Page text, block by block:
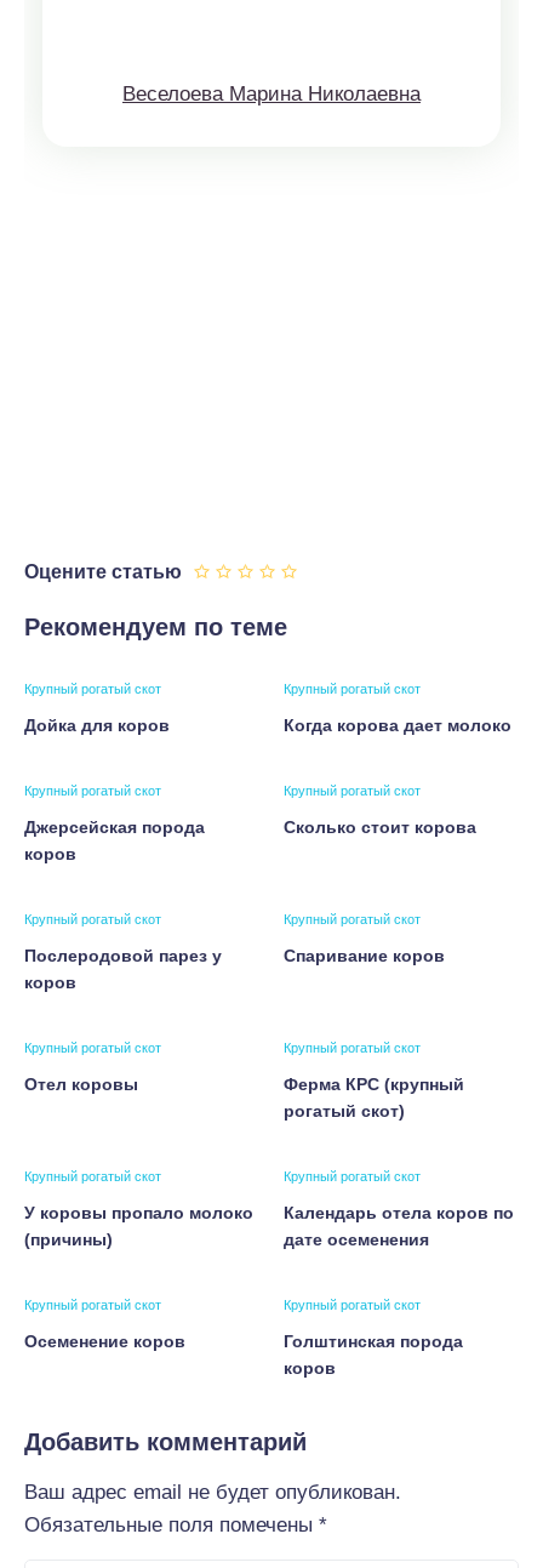
Веселоева Марина Николаевна
Оцените статью
Рекомендуем по теме
Крупный рогатый скот
Дойка для коров
Крупный рогатый скот
Когда корова дает молоко
Крупный рогатый скот
Джерсейская порода
коров
Крупный рогатый скот
Сколько стоит корова
Крупный рогатый скот
Послеродовой парез у
коров
Крупный рогатый скот
Спаривание коров
Крупный рогатый скот
Отел коровы
Крупный рогатый скот
Ферма КРС (крупный
рогатый скот)
Крупный рогатый скот
У коровы пропало молоко
(причины)
Крупный рогатый скот
Календарь отела коров по
дате осеменения
Крупный рогатый скот
Осеменение коров
Крупный рогатый скот
Голштинская порода
коров
Добавить комментарий
Ваш адрес email не будет опубликован.
Обязательные поля помечены *